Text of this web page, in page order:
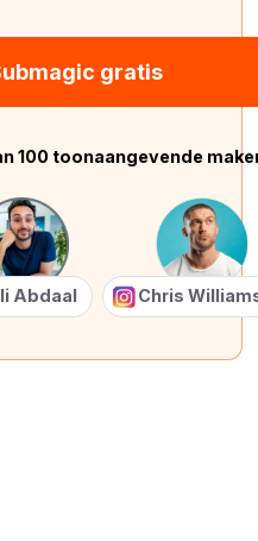
gratis
100 toonaangevende
Abdaal Chris